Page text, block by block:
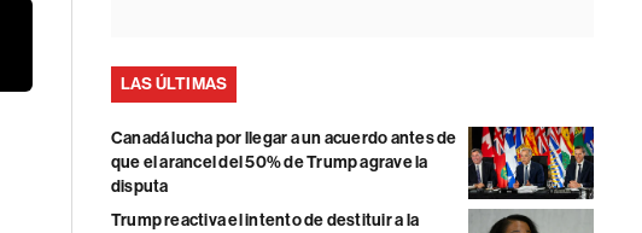
LAS ÚLTIMAS
Canadá lucha por llegar a un acuerdo antes de
que el arancel del 50% de Trump agrave la
disputa
Trump reactiva el intento de destituir a la